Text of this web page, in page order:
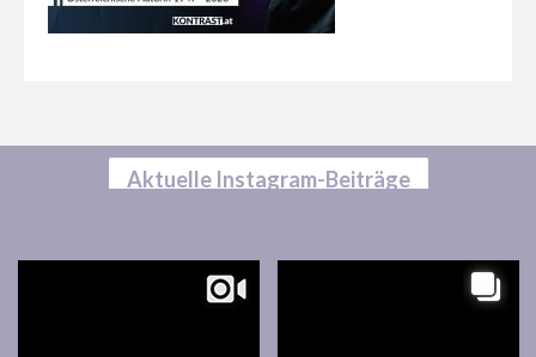
Aktuelle Instagram-Beiträge